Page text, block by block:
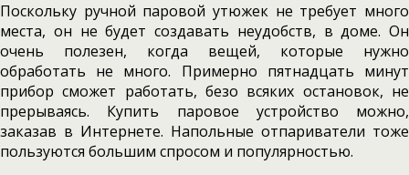
Поскольку ручной паровой утюжек не требует много
места, он не будет создавать неудобств, в доме. Он
очень полезен, когда вещей, которые нужно
обработать не много. Примерно пятнадцать минут
прибор сможет работать, безо всяких остановок, не
прерываясь. Купить паровое устройство можно,
заказав в Интернете. Напольные отпариватели тоже
пользуются большим спросом и популярностью.